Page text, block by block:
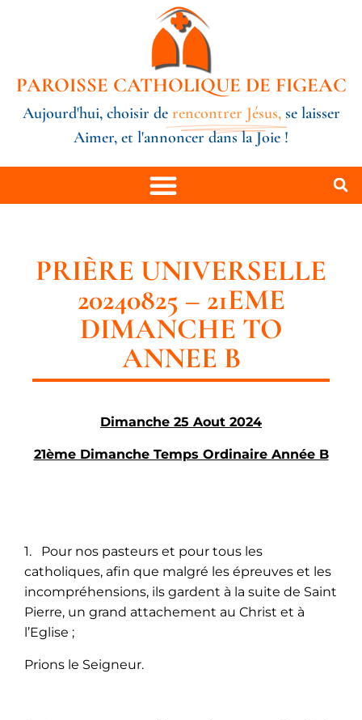
PAROISSE CATHOLIQUE DE FIGEAC
Aujourd'hui, choisir de rencontrer Jésus, se laisser
Aimer, et l'annoncer dans la Joie !
PRIÈRE UNIVERSELLE
20240825 – 21EME
DIMANCHE TO
ANNEE B
Dimanche 25 Aout 2024
21ème Dimanche Temps Ordinaire Année B
1. Pour nos pasteurs et pour tous les
catholiques, afin que malgré les épreuves et les
incompréhensions, ils gardent à la suite de Saint
Pierre, un grand attachement au Christ et à
l’Eglise ;
Prions le Seigneur.